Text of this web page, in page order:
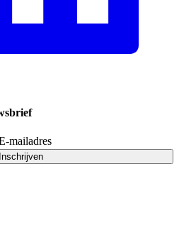
mailadres
Inschrijven